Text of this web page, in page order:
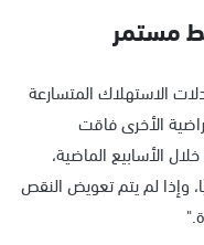
مستمر
الاستهلاك المتسارعة
الأخرى فاقت
الأسابيع الماضية،
وإذا لم يتم تعويض النقص